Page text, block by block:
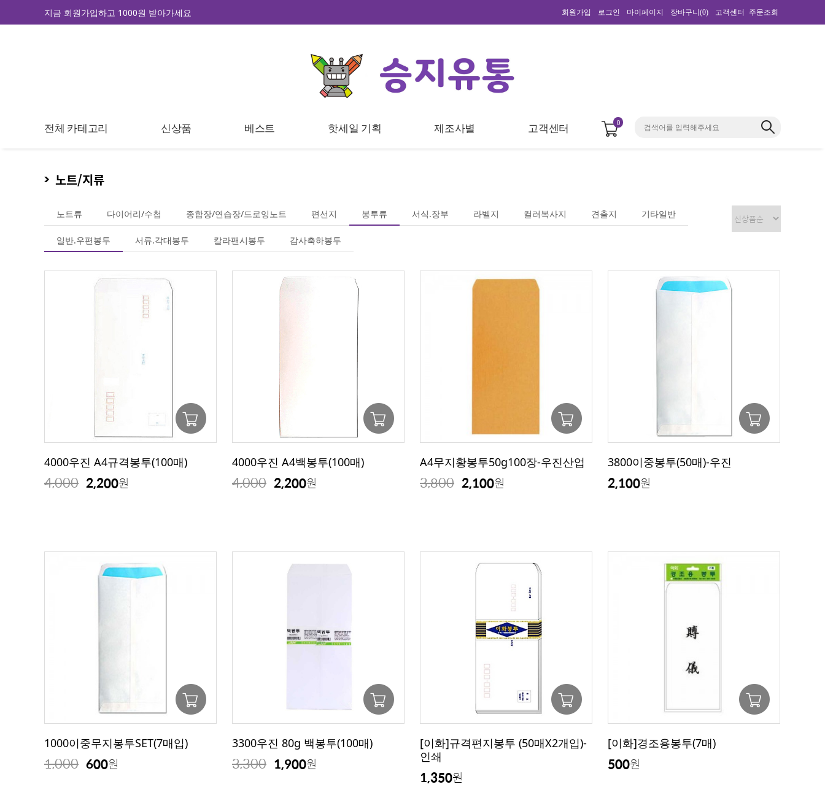
지금 회원가입하고 1000원 받아가세요 회원가입 로그인 마이페이지 장바구니(0) 고객센터 주문조회
전체 카테고리 신상품 베스트 핫세일 기획 제조사별 고객센터 0
노트/지류
노트류 다이어리/수첩 종합장/연습장/드로잉노트 편선지 봉투류 서식.장부 라벨지 컬러복사지 견출지 기타일반
일반.우편봉투 서류.각대봉투 칼라팬시봉투 감사축하봉투
4000우진 A4규격봉투(100매)
4,000 2,200원
4000우진 A4백봉투(100매)
4,000 2,200원
A4무지황봉투50g100장-우진산업
3,800 2,100원
3800이중봉투(50매)-우진
2,100원
1000이중무지봉투SET(7매입)
1,000 600원
3300우진 80g 백봉투(100매)
3,300 1,900원
[이화]규격편지봉투 (50매X2개입)-
인쇄
1,350원
[이화]경조용봉투(7매)
500원